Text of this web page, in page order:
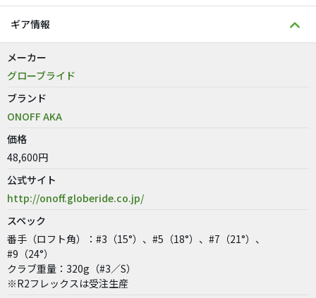
ギア情報
メーカー
グローブライド
ブランド
ONOFF AKA
価格
48,600円
公式サイト
http://onoff.globeride.co.jp/
スペック
番手（ロフト角）：#3（15°）、#5（18°）、#7（21°）、
#9（24°）
クラブ重量：320g（#3／S）
※R2フレックスは受注生産